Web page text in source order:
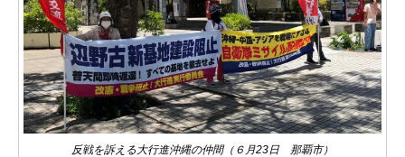
反戦を訴える大行進沖縄の仲間（６月23日 那覇市）